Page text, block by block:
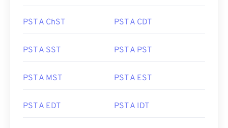
PST A ChST PST A CDT
PST A SST PST A PST
PST A MST PST A EST
PST A EDT PST A IDT